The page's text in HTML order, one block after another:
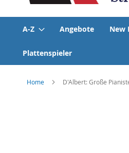
A-Z Angebote New
Plattenspieler
Home D'Albert: Große